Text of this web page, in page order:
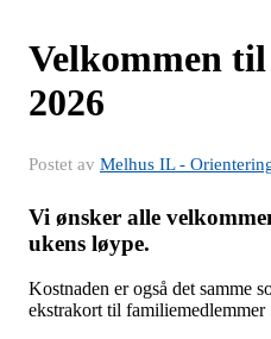
Velkommen
2026
Postet av Melhus IL -
Vi ønsker alle
ukens løype.
Kostnaden er også det samme
ekstrakort til familiemedlemmer